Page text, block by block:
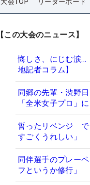
【この大会のニュース】
悔しさ、にじむ涙…
地記者コラム】
同郷の先輩・渋野
「全米女子プロ」
誓ったリベンジ で
すごくうれしい」
同伴選手のプレー
フというか修行」